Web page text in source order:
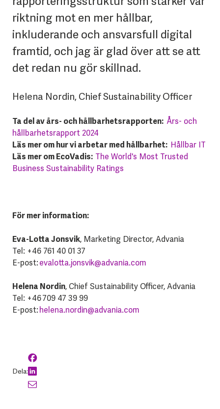
riktning mot en mer hållbar,
inkluderande och ansvarsfull digital
framtid, och jag är glad över att se att
det redan nu gör skillnad.
Helena Nordin, Chief Sustainability Officer
Ta del av års- och hållbarhetsrapporten: Års- och
hållbarhetsrapport 2024
Läs mer om hur vi arbetar med hållbarhet: Hållbar IT
Läs mer om EcoVadis: The World's Most Trusted
Business Sustainability Ratings
För mer information:
Eva-Lotta Jonsvik, Marketing Director, Advania
Tel: +46 761 40 01 37
E-post:evalotta.jonsvik@advania.com
Helena Nordin, Chief Sustainability Officer, Advania
Tel: +46 709 47 39 99
E-post:helena.nordin@advania.com
Dela: